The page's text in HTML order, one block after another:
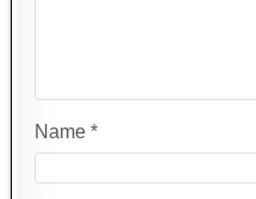
Name*